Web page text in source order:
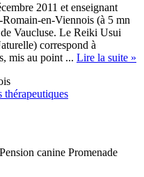
2011 et enseignant
en-Viennois (à 5 mn
Vaucluse. Le Reiki Usui
correspond à
mis au point ... Lire la suite »
thérapeutiques
canine Promenade